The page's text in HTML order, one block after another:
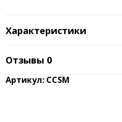
Характеристики
Отзывы 0
Артикул: ССSМ